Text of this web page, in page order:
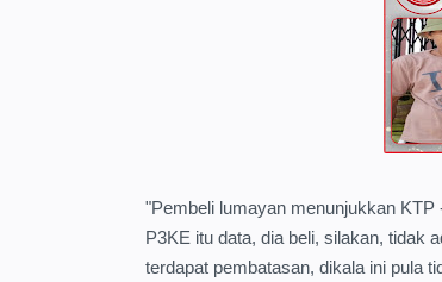
"Pembeli lumayan menunjukkan
P3KE itu data, dia beli, silakan, tidak
terdapat pembatasan, dikala ini pula